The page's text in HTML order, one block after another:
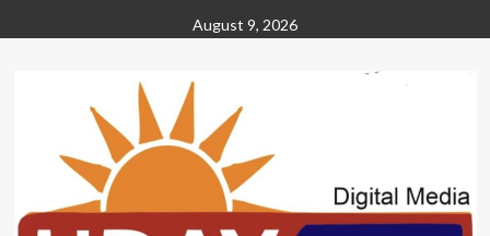
to
August 9, 2026